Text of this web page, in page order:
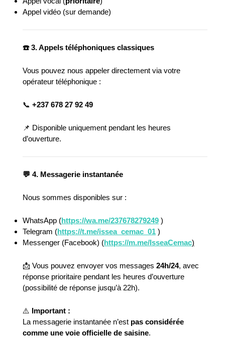
Appel vidéo (sur demande)
☎️3. Appels téléphoniques classiques
Vous pouvez nous appeler directement via votre
opérateur téléphonique :
📞 +237 678 27 92 49
📌 Disponible uniquement pendant les heures
d’ouverture.
💬 4. Messagerie instantanée
Nous sommes disponibles sur :
WhatsApp (https://wa.me/237678279249 )
Telegram (https://t.me/issea_cemac_01 )
Messenger (Facebook) (https://m.me/IsseaCemac)
📩 Vous pouvez envoyer vos messages 24h/24, avec
réponse prioritaire pendant les heures d’ouverture
(possibilité de réponse jusqu’à 22h).
⚠️ Important :
La messagerie instantanée n’est pas considérée
comme une voie officielle de saisine.